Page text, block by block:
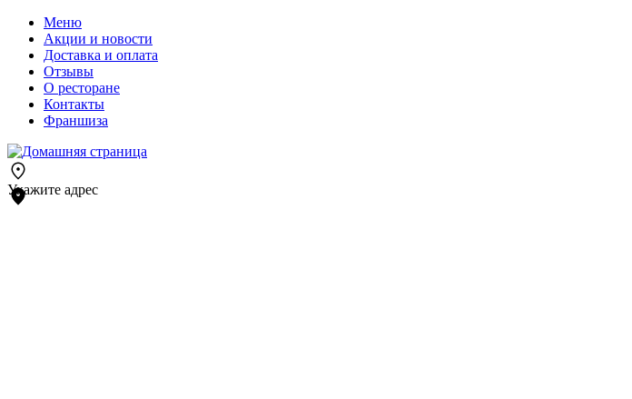
Меню
Акции и новости
Доставка и оплата
Отзывы
О ресторане
Контакты
Франшиза
Укажите адрес